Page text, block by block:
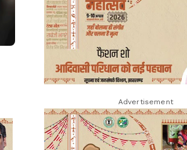
Advertisement